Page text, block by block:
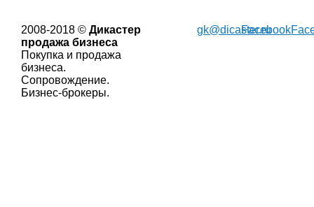
2008-2018 © Дикастер
продажа бизнеса
Покупка и продажа
бизнеса.
Сопровождение.
Бизнес-брокеры.
gk@dicaster.ru
Facebook